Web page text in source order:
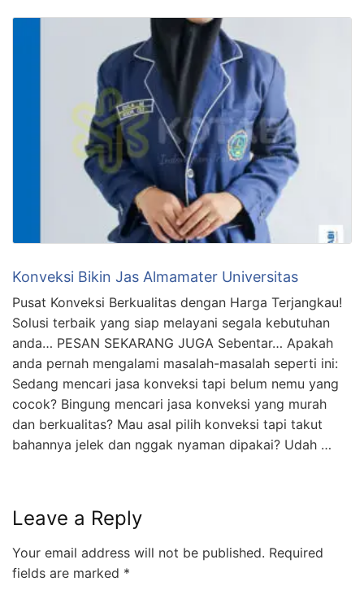
Konveksi Bikin Jas Almamater Universitas
Pusat Konveksi Berkualitas dengan Harga Terjangkau!
Solusi terbaik yang siap melayani segala kebutuhan
anda… PESAN SEKARANG JUGA Sebentar… Apakah
anda pernah mengalami masalah-masalah seperti ini:
Sedang mencari jasa konveksi tapi belum nemu yang
cocok? Bingung mencari jasa konveksi yang murah
dan berkualitas? Mau asal pilih konveksi tapi takut
bahannya jelek dan nggak nyaman dipakai? Udah …
Leave a Reply
Your email address will not be published. Required
fields are marked *